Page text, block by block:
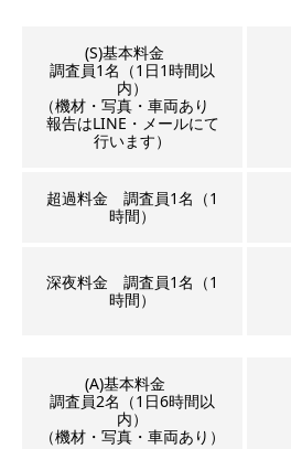
(S)基本料金
調査員1名（1日1時間以
内）
（機材・写真・車両あり
報告はLINE・メールにて
行います）
超過料金 調査員1名（1
時間）
深夜料金 調査員1名（1
時間）
(A)基本料金
調査員2名（1日6時間以
内）
（機材・写真・車両あり）